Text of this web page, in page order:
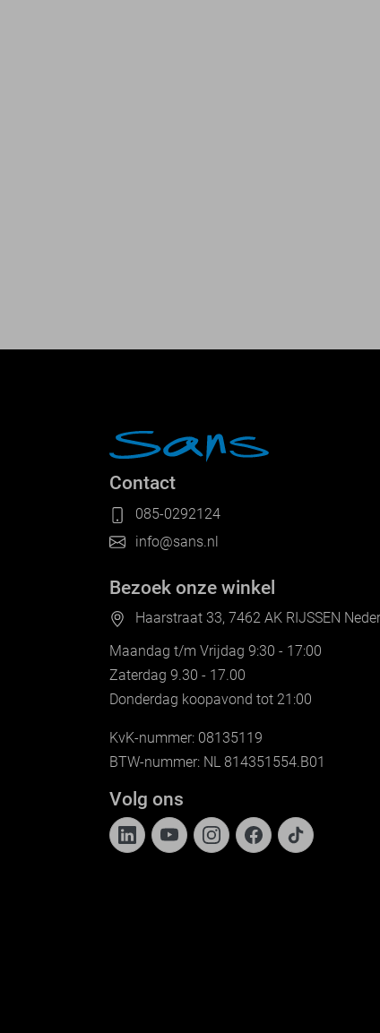
Contact
085-0292124
info@sans.nl
Bezoek onze winkel
Haarstraat 33, 7462 AK RIJSSEN
Maandag t/m Vrijdag 9:30 - 17:00
Zaterdag 9.30 - 17.00
Donderdag koopavond tot 21:00
KvK-nummer: 08135119
BTW-nummer: NL 814351554.B01
Volg ons